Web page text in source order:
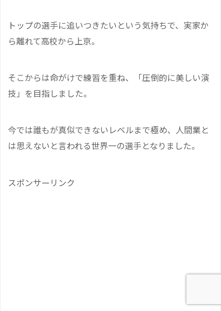
トップの選手に追いつきたいという気持ちで、実家か
ら離れて高校から上京。
そこからは命がけで練習を重ね、「圧倒的に美しい演
技」を目指しました。
今では誰もが真似できないレベルまで極め、人間業と
は思えないと言われる世界一の選手となりました。
スポンサーリンク